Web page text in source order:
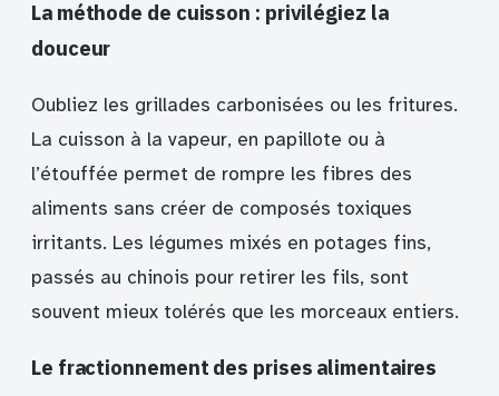
La méthode de cuisson : privilégiez la
douceur
Oubliez les grillades carbonisées ou les fritures.
La cuisson à la vapeur, en papillote ou à
l’étouffée permet de rompre les fibres des
aliments sans créer de composés toxiques
irritants. Les légumes mixés en potages fins,
passés au chinois pour retirer les fils, sont
souvent mieux tolérés que les morceaux entiers.
Le fractionnement des prises alimentaires